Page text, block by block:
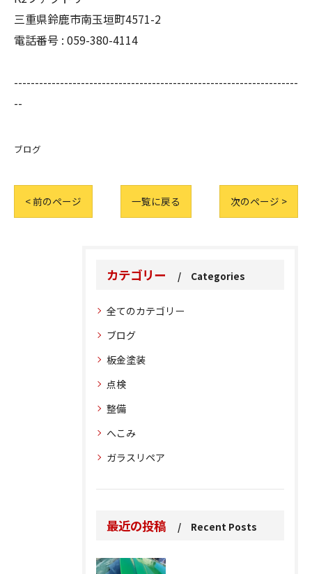
三重県鈴鹿市南玉垣町4571-2
電話番号 : 059-380-4114
--------------------------------------------------------------------
--
ブログ
< 前のページ 一覧に戻る 次のページ >
カテゴリー Categories
全てのカテゴリー
ブログ
板金塗装
点検
整備
へこみ
ガラスリペア
最近の投稿 Recent Posts